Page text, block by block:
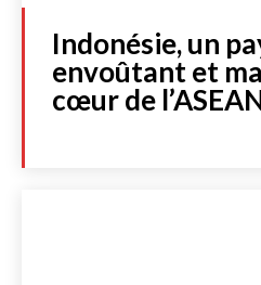
Indonésie, un
envoûtant et
cœur de